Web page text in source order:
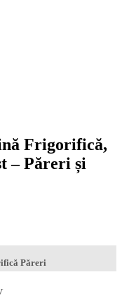
Frigorifică,
– Păreri și
Păreri